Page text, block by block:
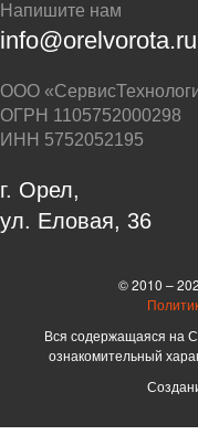
Напишите нам
info@orelvorota.ru
ООО
ОГРН 1105752000298
ИНН 5752052195
г. Орел,
ул. Еловая, 36
© 2010 –
Вся содержащаяся на
ознакомительный